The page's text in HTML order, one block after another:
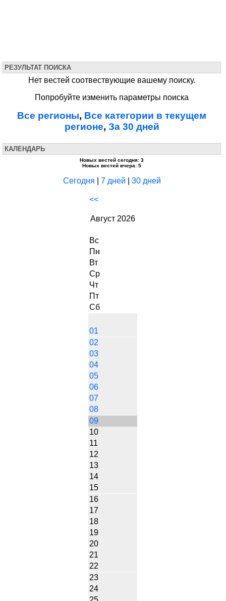
РЕЗУЛЬТАТ ПОИСКА
Нет вестей соотвествующие вашему поиску.
Попробуйте изменить параметры поиска
Все регионы, Все категории в текущем
регионе, За 30 дней
КАЛЕНДАРЬ
Новых вестей сегодня: 3
Новых вестей вчера: 5
Сегодня 7 дней 30 дней
<<
Август 2026
Вс
Пн
Вт
Ср
Чт
Пт
Сб
01
02
03
04
05
06
07
08
09
10
11
12
13
14
15
16
17
18
19
20
21
22
23
24